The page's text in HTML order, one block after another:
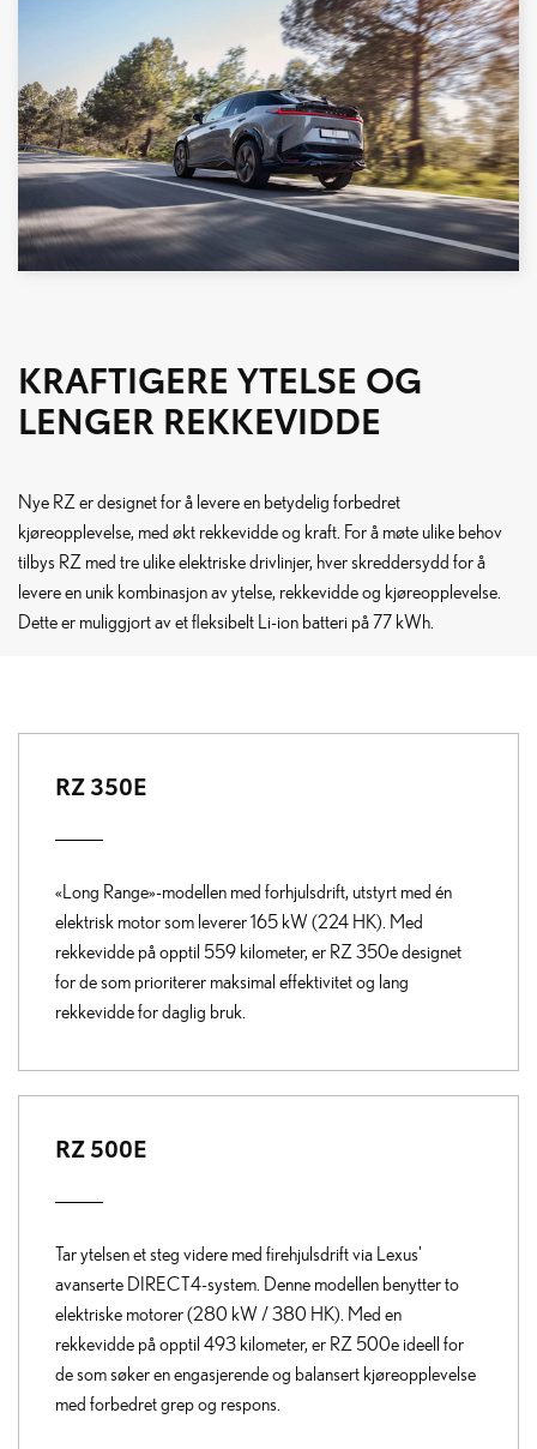
KRAFTIGERE YTELSE OG
LENGER REKKEVIDDE
Nye RZ er designet for å levere en betydelig forbedret
kjøreopplevelse, med økt rekkevidde og kraft. For å møte ulike behov
tilbys RZ med tre ulike elektriske drivlinjer, hver skreddersydd for å
levere en unik kombinasjon av ytelse, rekkevidde og kjøreopplevelse.
Dette er muliggjort av et fleksibelt Li-ion batteri på 77 kWh.
RZ 350E
«Long Range»-modellen med forhjulsdrift, utstyrt med én
elektrisk motor som leverer 165 kW (224 HK). Med
rekkevidde på opptil 559 kilometer, er RZ 350e designet
for de som prioriterer maksimal effektivitet og lang
rekkevidde for daglig bruk.
RZ 500E
Tar ytelsen et steg videre med firehjulsdrift via Lexus'
avanserte DIRECT4-system. Denne modellen benytter to
elektriske motorer (280 kW / 380 HK). Med en
rekkevidde på opptil 493 kilometer, er RZ 500e ideell for
de som søker en engasjerende og balansert kjøreopplevelse
med forbedret grep og respons.